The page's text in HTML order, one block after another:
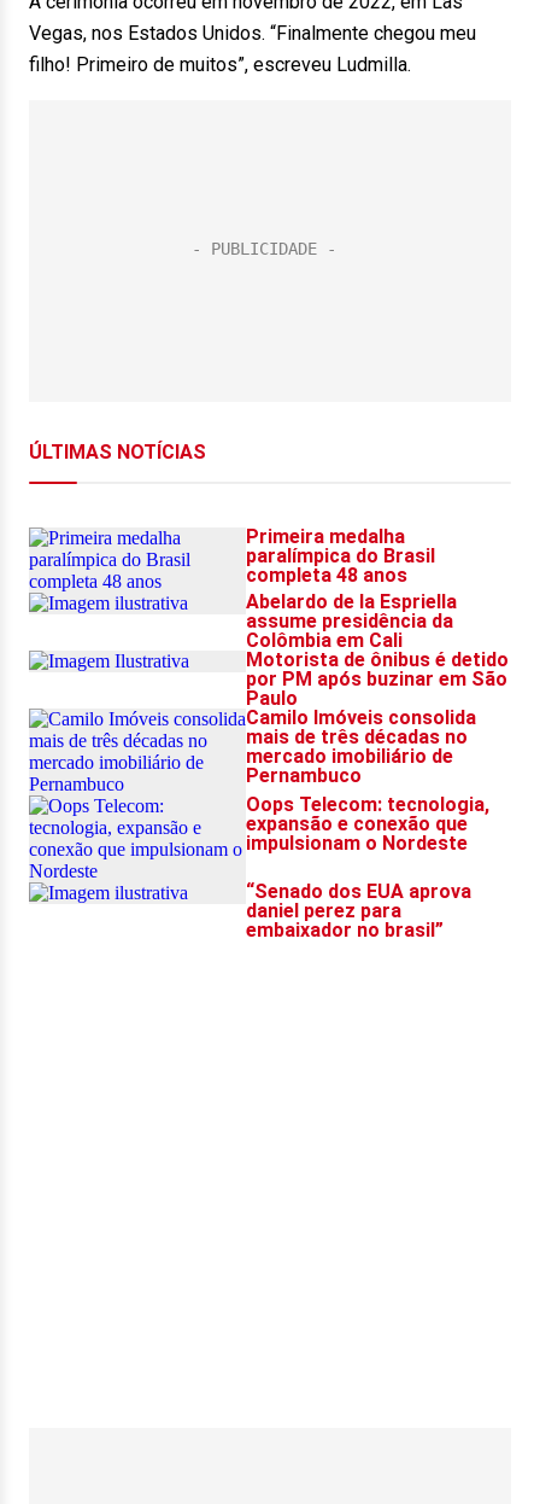
Vegas, nos Estados Unidos. “Finalmente chegou meu
filho! Primeiro de muitos”, escreveu Ludmilla.